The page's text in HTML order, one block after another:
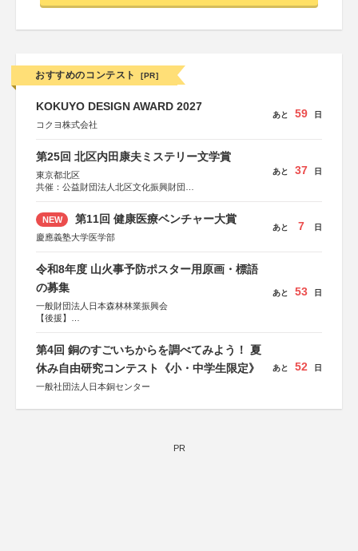
おすすめのコンテスト [PR]
KOKUYO DESIGN AWARD 2027
コクヨ株式会社
あと 59 日
第25回 北区内田康夫ミステリー文学賞
東京都北区
共催：公益財団法人北区文化振興財団
協賛：株式会社実業之日本社
あと 37 日
NEW 第11回 健康医療ベンチャー大賞
慶應義塾大学医学部
あと 7 日
令和8年度 山火事予防ポスター用原画・標語
の募集
一般財団法人日本森林林業振興会
【後援】
あと 53 日
第4回 銅のすごいちからを調べてみよう！ 夏
休み自由研究コンテスト《小・中学生限定》
一般社団法人日本銅センター
あと 52 日
PR